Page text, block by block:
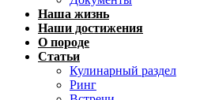
Наша жизнь
Наши достижения
О породе
Статьи
Кулинарный раздел
Ринг